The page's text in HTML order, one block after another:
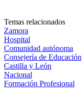
Temas relacionados
Zamora
Hospital
Comunidad autónoma
Consejería de Educación
Castilla y León
Nacional
Formación Profesional